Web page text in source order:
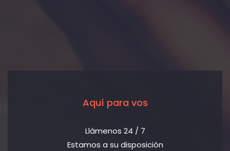
Aquí para vos
Llámenos 24 / 7
Estamos a su disposición